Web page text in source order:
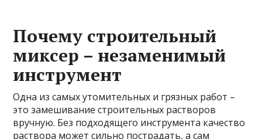
Почему строительный
миксер – незаменимый
инструмент
Одна из самых утомительных и грязных работ –
это замешивание строительных растворов
вручную. Без подходящего инструмента качество
раствора может сильно пострадать, а сам